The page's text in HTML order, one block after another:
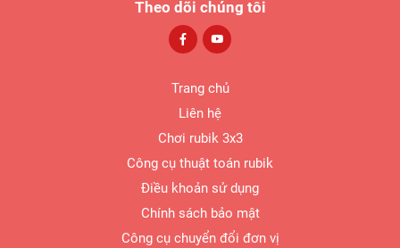
Theo dõi chúng tôi
Trang chủ
Liên hệ
Chơi rubik 3x3
Công cụ thuật toán rubik
Điều khoản sử dụng
Chính sách bảo mật
Công cụ chuyển đổi đơn vị